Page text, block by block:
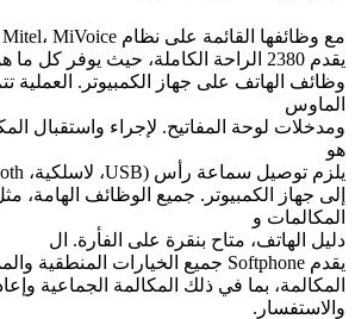
مع وظائفها القائمة على نظام Mitel، MiVoice
يقدم 2380 الراحة الكاملة، حيث يوفر كل ما هو مهم
وظائف الهاتف على جهاز الكمبيوتر. العملية
الماوس
ومدخلات لوحة المفاتيح. لإجراء واستقبال
هو
يلزم توصيل سماعة رأس (USB، لاسلكية، Bluetooth).
إلى جهاز الكمبيوتر. جميع الوظائف الهامة،
المكالمات و
دليل الهاتف، متاح بنقرة على الفأرة. ال
يقدم Softphone جميع الخيارات المنطقية والممكنة خلال فترة
المكالمة، بما في ذلك المكالمة الجماعية
والاستفسار.